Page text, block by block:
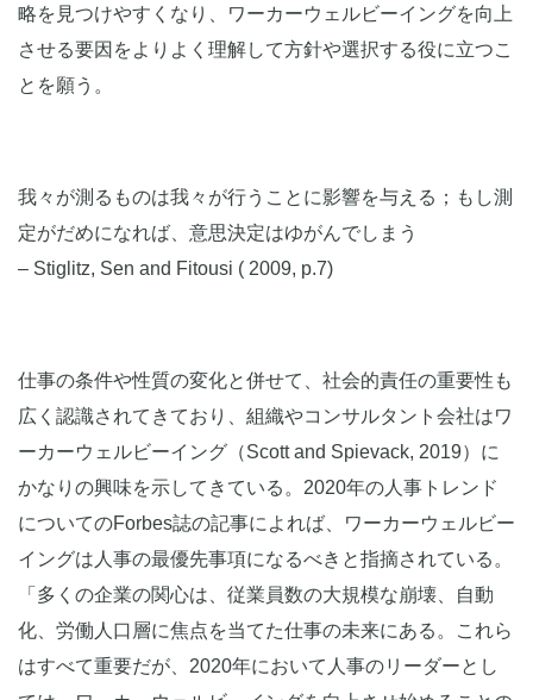
略を見つけやすくなり、ワーカーウェルビーイングを向上
させる要因をよりよく理解して方針や選択する役に立つこ
とを願う。
我々が測るものは我々が行うことに影響を与える；もし測
定がだめになれば、意思決定はゆがんでしまう
– Stiglitz, Sen and Fitousi ( 2009, p.7)
仕事の条件や性質の変化と併せて、社会的責任の重要性も
広く認識されてきており、組織やコンサルタント会社はワ
ーカーウェルビーイング（Scott and Spievack, 2019）に
かなりの興味を示してきている。2020年の人事トレンド
についてのForbes誌の記事によれば、ワーカーウェルビー
イングは人事の最優先事項になるべきと指摘されている。
「多くの企業の関心は、従業員数の大規模な崩壊、自動
化、労働人口層に焦点を当てた仕事の未来にある。これら
はすべて重要だが、2020年において人事のリーダーとし